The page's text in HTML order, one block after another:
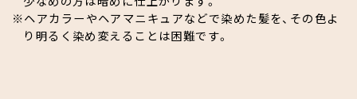
ヘアカラーやヘアマニキュアなどで染めた髪を、その色よ
り明るく染め変えることは困難です。